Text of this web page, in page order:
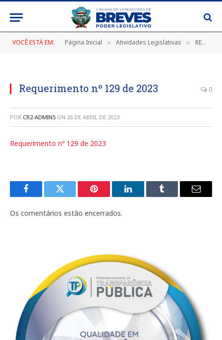
VOCÊ ESTÁ EM: Página Inicial » Atividades Legislativas » REQUERIMENTOS 2023
Requerimento nº 129 de 2023 0
POR CR2-ADMIN5 ON 26 DE ABRIL DE 2023
Requerimento nº 129 de 2023
FacebookTwitter Pinterest LinkedInTumblr
E-
Os comentários estão encerrados.